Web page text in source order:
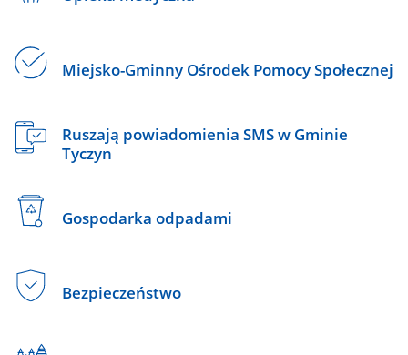
Miejsko-Gminny Ośrodek Pomocy Społecznej
Ruszają powiadomienia SMS w Gminie
Tyczyn
Gospodarka odpadami
Bezpieczeństwo